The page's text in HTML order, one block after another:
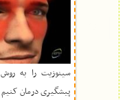
سینوزیت را به
پیشگیری درمان کنیم